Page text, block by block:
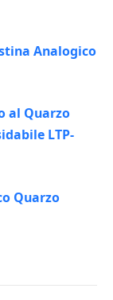
Analogico
al Quarzo
LTP-
Quarzo